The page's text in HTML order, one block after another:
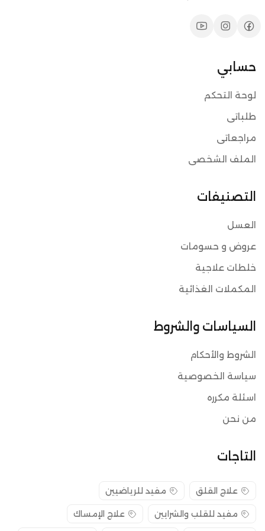
حسابي
لوحة التحكم
طلباتي
مراجعاتي
الملف الشخصي
التصنيفات
العسل
عروض و حسومات
خلطات علاجية
المكملات الغذائية
السياسات والشروط
الشروط والأحكام
سياسة الخصوصية
اسئلة مكرره
من نحن
التاجات
علاج القلق مفيد للرياضيين
مفيد للقلب والشرايين علاج الإمساك